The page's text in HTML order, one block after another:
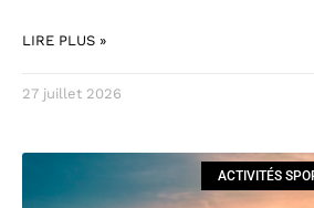
LIRE PLUS »
27 juillet 2026
ACTIVITÉS